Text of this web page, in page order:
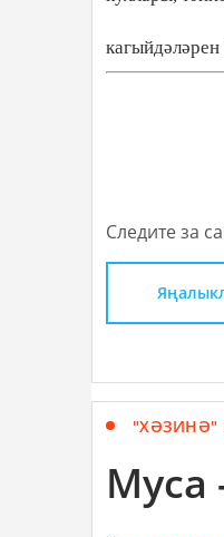
Следите за
"ХӘЗИНӘ"
Муса